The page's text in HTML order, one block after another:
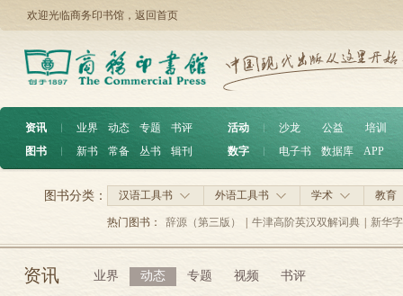
欢迎光临商务印书馆， 返回首页
资讯 ︱ 业界 动态 专题
书评
图书
︱ 新书 常备 丛书 辑刊
活动 沙龙 公益
培训
数字
电子书 数据库 APP
汉语工具书 外语工具书 学术 教育
图书分类：
热门图书： 辞源（第三版） 牛津高阶英汉双解词典 新华
资讯 业界 动态 专题 视频 书评